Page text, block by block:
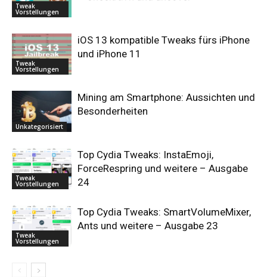
Tweak
Vorstellungen
Tweak
Vorstellungen
iOS 13 kompatible Tweaks fürs iPhone
und iPhone 11
Unkategorisiert
Mining am Smartphone: Aussichten und
Besonderheiten
Tweak
Vorstellungen
Top Cydia Tweaks: InstaEmoji,
ForceRespring und weitere – Ausgabe
24
Tweak
Vorstellungen
Top Cydia Tweaks: SmartVolumeMixer,
Ants und weitere – Ausgabe 23